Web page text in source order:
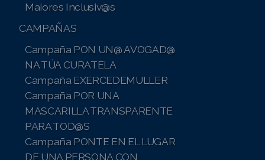
Maiores Inclusiv@s
CAMPAÑAS
Campaña PON UN@ AVOGAD@
NA TÚA CURATELA
Campaña EXERCEDEMULLER
Campaña POR UNA
MASCARILLA TRANSPARENTE
PARA TOD@S
Campaña PONTE EN EL LUGAR
DE UNA PERSONA CON